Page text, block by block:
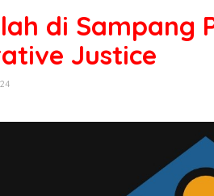
di
Sampang
Punya
Rumah
di Sampang
Justice